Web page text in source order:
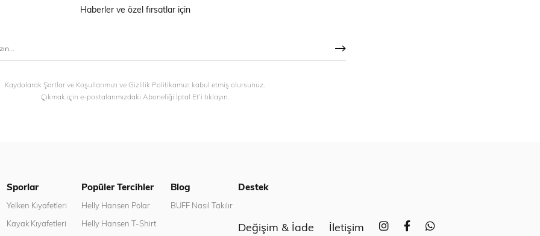
Haberler ve özel fırsatlar için
Kaydolarak Şartlar ve Koşullarımızı ve Gizlilik Politikamızı kabul etmiş olursunuz.
Çıkmak için e-postalarımızdaki Aboneliği İptal Et’i tıklayın.
Sporlar
Yelken Kıyafetleri
Kayak Kıyafetleri
Popüler Tercihler
Helly Hansen Polar
Helly Hansen T-Shirt
Blog
BUFF Nasıl Takılır
Destek
Değişim & İade İletişim